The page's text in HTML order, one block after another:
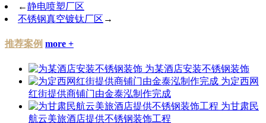
←静电喷塑厂区
不锈钢真空镀钛厂区 →
推荐案例 more +
为某酒店安装不锈钢装饰
为定西网
红街提供商铺门由金泰泓制作完成
为甘肃民
航云美旅酒店提供不锈钢装饰工程